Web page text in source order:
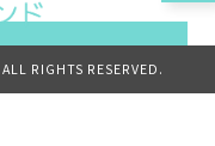
RIGHTS RESERVED.